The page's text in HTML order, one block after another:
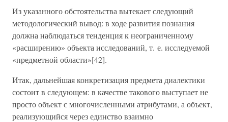
Из указанного обстоятельства вытекает следующий
методологический вывод: в ходе развития познания
должна наблюдаться тенденция к неограниченному
«расширению» объекта исследований, т. е. исследуемой
«предметной области»[42].
Итак, дальнейшая конкретизация предмета диалектики
состоит в следующем: в качестве такового выступает не
просто объект с многочисленными атрибутами, а объект,
реализующийся через единство взаимно